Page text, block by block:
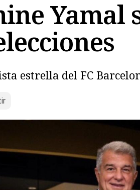
Yamal
estrella del FC